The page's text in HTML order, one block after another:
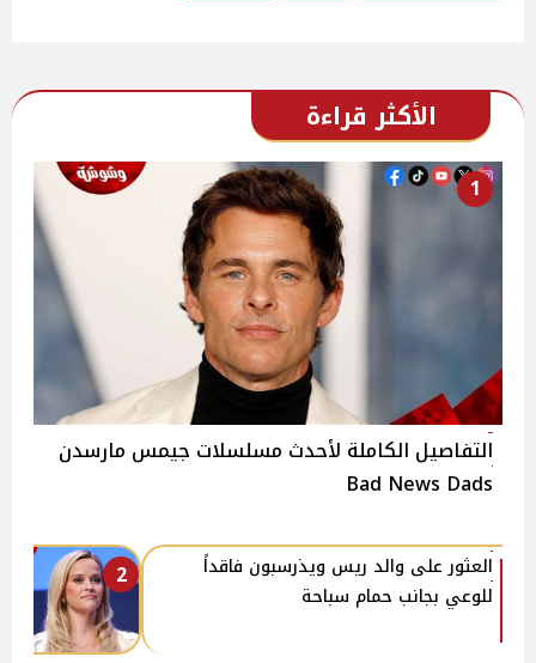
الأكثر قراءة
1
التفاصيل الكاملة لأحدث مسلسلات جيمس مارسدن
Bad News Dads
2
العثور على والد ريس ويذرسبون فاقداً
للوعي بجانب حمام سباحة